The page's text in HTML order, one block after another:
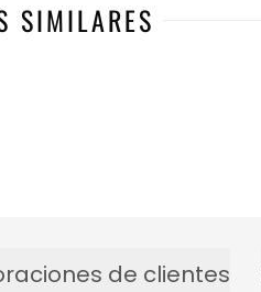
SIMILARES
de clientes